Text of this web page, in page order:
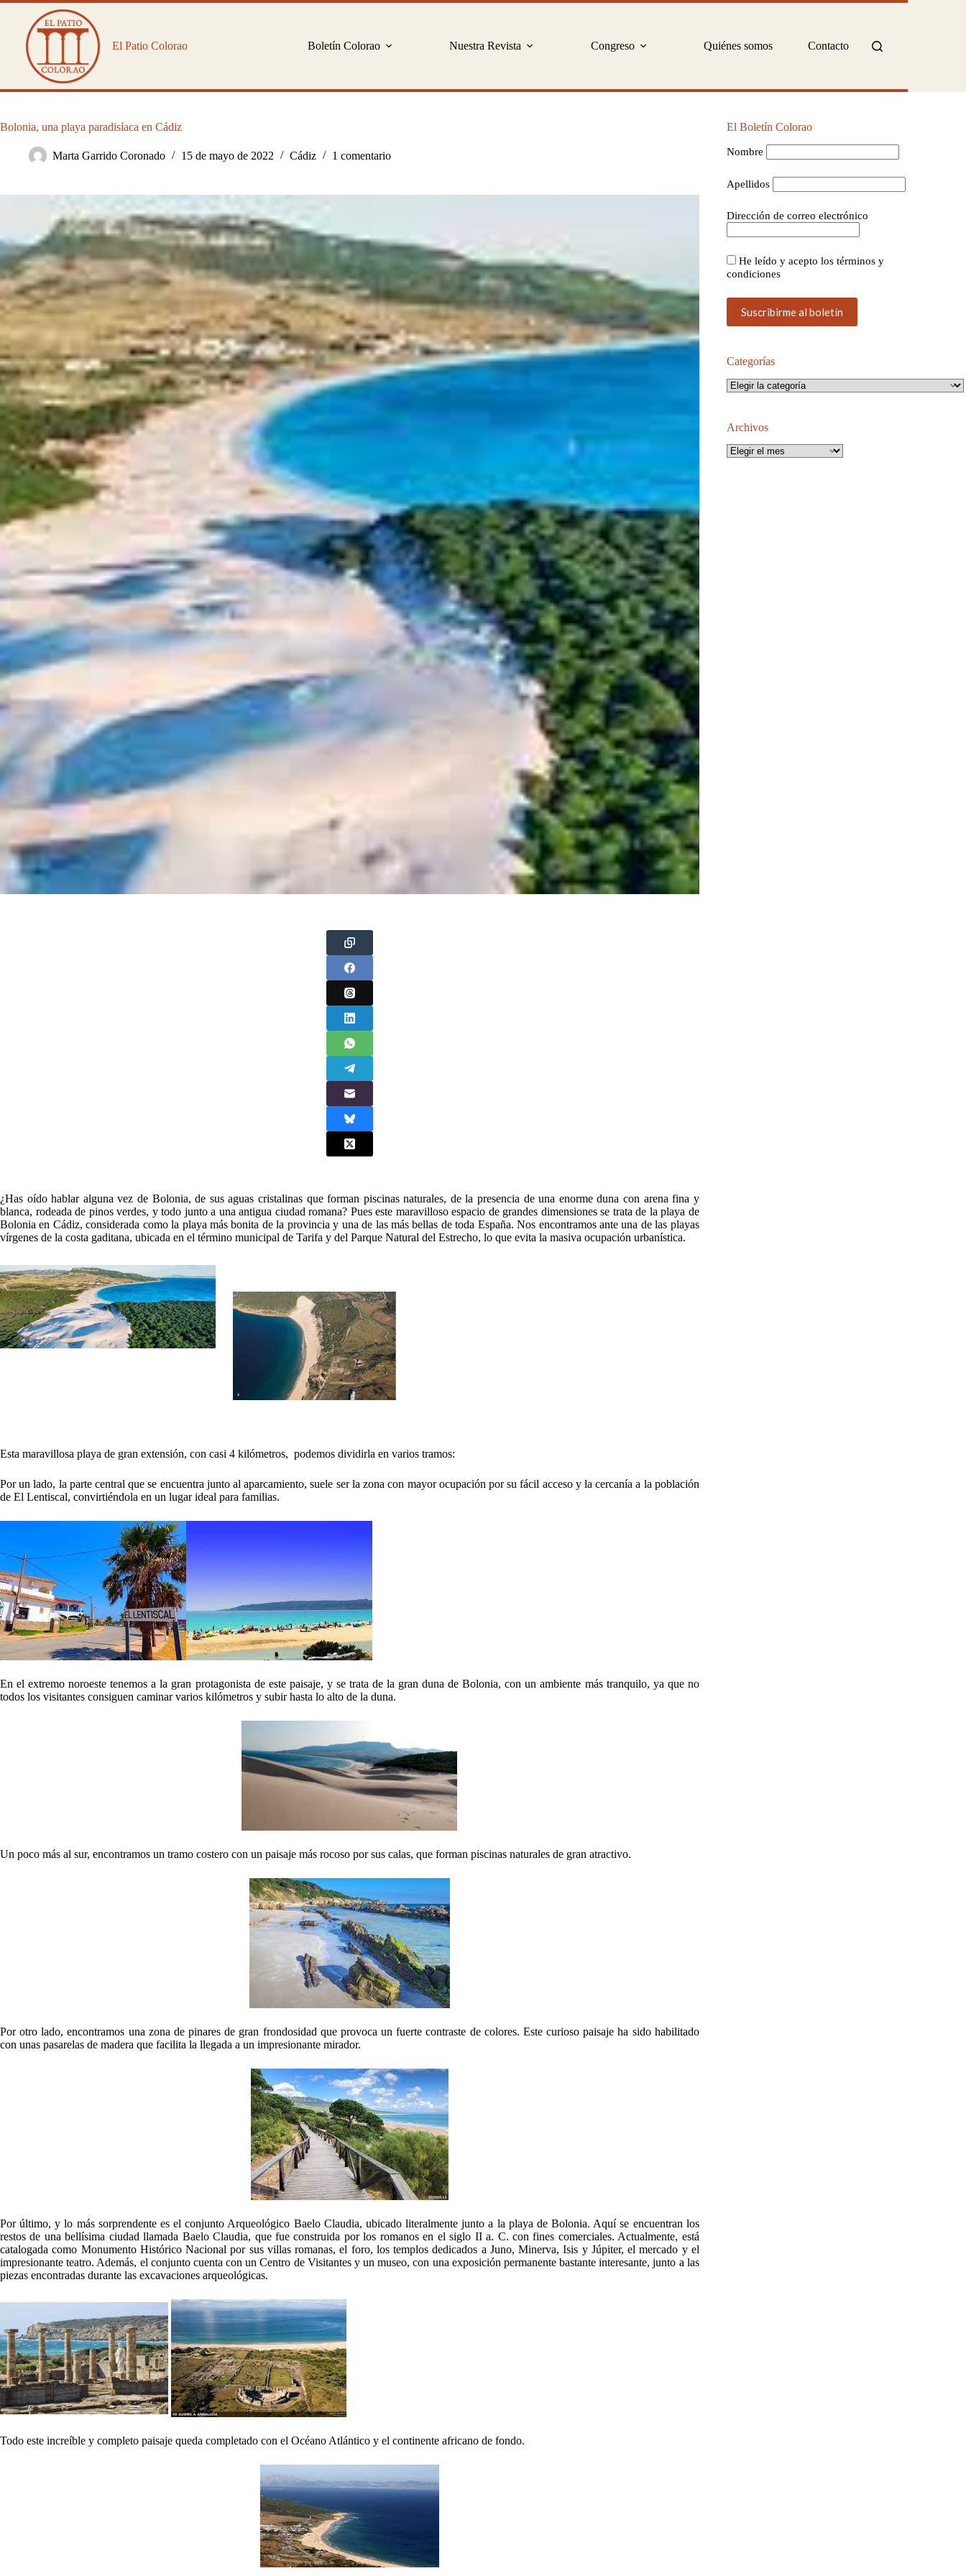
Saltar
contenido
El Patio Colorao
Boletín Colorao Nuestra Revista Congreso Quiénes somos Contacto
Bolonia, una playa paradisíaca en Cádiz
Marta Garrido Coronado 15 de mayo de 2022 Cádiz 1 comentario
¿Has oído hablar alguna vez de Bolonia, de sus aguas cristalinas que forman piscinas naturales, de la presencia de una enorme duna con arena fina y
blanca, rodeada de pinos verdes, y todo junto a una antigua ciudad romana? Pues este maravilloso espacio de grandes dimensiones se trata de la playa de
Bolonia en Cádiz, considerada como la playa más bonita de la provincia y una de las más bellas de toda España. Nos encontramos ante una de las playas
vírgenes de la costa gaditana, ubicada en el término municipal de Tarifa y del Parque Natural del Estrecho, lo que evita la masiva ocupación urbanística.
Esta maravillosa playa de gran extensión, con casi 4 kilómetros, podemos dividirla en varios tramos:
Por un lado, la parte central que se encuentra junto al aparcamiento, suele ser la zona con mayor ocupación por su fácil acceso y la cercanía a la población
de El Lentiscal, convirtiéndola en un lugar ideal para familias.
En el extremo noroeste tenemos a la gran protagonista de este paisaje, y se trata de la gran duna de Bolonia, con un ambiente más tranquilo, ya que no
todos los visitantes consiguen caminar varios kilómetros y subir hasta lo alto de la duna.
Un poco más al sur, encontramos un tramo costero con un paisaje más rocoso por sus calas, que forman piscinas naturales de gran atractivo.
Por otro lado, encontramos una zona de pinares de gran frondosidad que provoca un fuerte contraste de colores. Este curioso paisaje ha sido habilitado
con unas pasarelas de madera que facilita la llegada a un impresionante mirador.
Por último, y lo más sorprendente es el conjunto Arqueológico Baelo Claudia, ubicado literalmente junto a la playa de Bolonia. Aquí se encuentran los
restos de una bellísima ciudad llamada Baelo Claudia, que fue construida por los romanos en el siglo II a. C. con fines comerciales. Actualmente, está
catalogada como Monumento Histórico Nacional por sus villas romanas, el foro, los templos dedicados a Juno, Minerva, Isis y Júpiter, el mercado y el
impresionante teatro. Además, el conjunto cuenta con un Centro de Visitantes y un museo, con una exposición permanente bastante interesante, junto a las
piezas encontradas durante las excavaciones arqueológicas.
Todo este increíble y completo paisaje queda completado con el Océano Atlántico y el continente africano de fondo.
El Boletín Colorao
Nombre
Apellidos
Dirección de correo electrónico
He leído y acepto los términos y
condiciones
Categorías
Categorías
Archivos
Archivos